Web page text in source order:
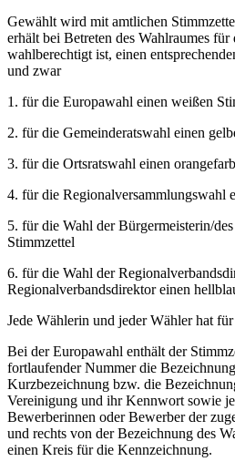
Gewählt wird mit amtlichen
erhält bei Betreten des Wahlraumes
wahlberechtigt ist, einen
und zwar
1. für die Europawahl einen weißen
2. für die Gemeinderatswahl einen
3. für die Ortsratswahl einen
4. für die Regionalversammlungswahl
5. für die Wahl der Bürgermeisterin/
Stimmzettel
6. für die Wahl der
Regionalverbandsdirektor einen
Jede Wählerin und jeder Wähler hat
Bei der Europawahl enthält der
fortlaufender Nummer die
Kurzbezeichnung bzw. die
Vereinigung und ihr Kennwort sowie
Bewerberinnen oder Bewerber der
und rechts von der Bezeichnung des
einen Kreis für die Kennzeichnung.